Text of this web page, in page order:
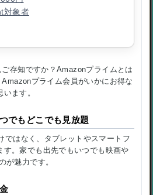
対象者
存知ですか？Amazonプライムとは
プライム会員がいかにお得な
ます。
でもどこでも見放題
ではなく、タブレットやスマートフ
す。家でも出先でもいつでも映画や
が魅力です。